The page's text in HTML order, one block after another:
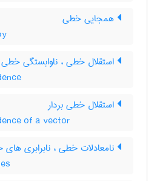
همجایی خطی
استقلال خطی ، ناوابستگی خطی
استقلال خطی بردار
of a vector
نامعادلات خطی ، نابرابری